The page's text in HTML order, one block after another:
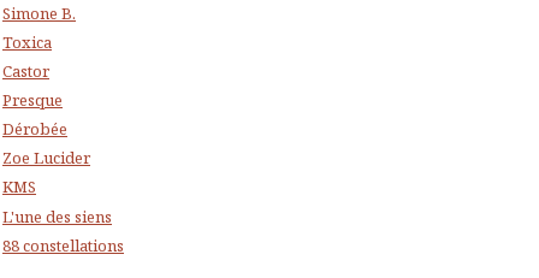
Simone B.
Toxica
Castor
Presque
Dérobée
Zoe Lucider
KMS
L'une des siens
88 constellations